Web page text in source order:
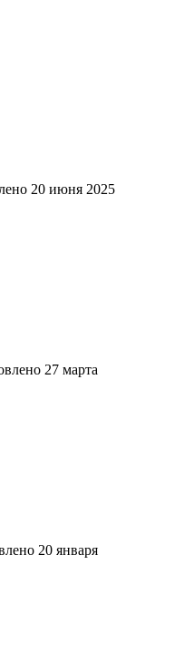
20 июня 2025
27 марта
20 января